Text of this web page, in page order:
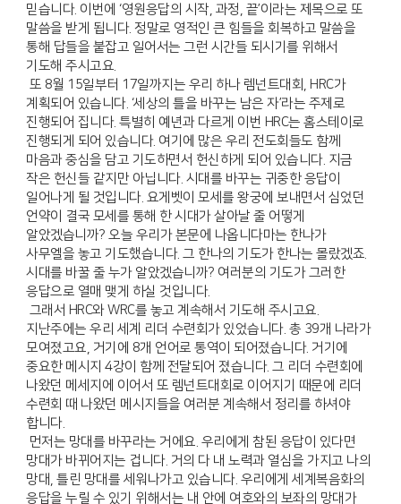
믿습니다. 이번에 ‘영원응답의 시작, 과정, 끝’이라는 제목으로 또
말씀을 받게 됩니다. 정말로 영적인 큰 힘들을 회복하고 말씀을
통해 답들을 붙잡고 일어서는 그런 시간들 되시기를 위해서
기도해 주시고요.
또 8월 15일부터 17일까지는 우리 하나 렘넌트대회, HRC가
계획되어 있습니다. ‘세상의 틀을 바꾸는 남은 자’라는 주제로
진행되어 집니다. 특별히 예년과 다르게 이번 HRC는 홈스테이로
진행되게 되어 있습니다. 여기에 많은 우리 전도회들도 함께
마음과 중심을 담고 기도하면서 헌신하게 되어 있습니다. 지금
작은 헌신들 같지만 아닙니다. 시대를 바꾸는 귀중한 응답이
일어나게 될 것입니다. 요게벳이 모세를 왕궁에 보내면서 심었던
언약이 결국 모세를 통해 한 시대가 살아날 줄 어떻게
알았겠습니까? 오늘 우리가 본문에 나옵니다마는 한나가
사무엘을 놓고 기도했습니다. 그 한나의 기도가 한나는 몰랐겠죠.
시대를 바꿀 줄 누가 알았겠습니까? 여러분의 기도가 그러한
응답으로 열매 맺게 하실 것입니다.
그래서 HRC와 WRC를 놓고 계속해서 기도해 주시고요.
지난주에는 우리 세계 리더 수련회가 있었습니다. 총 39개 나라가
모여졌고요, 거기에 8개 언어로 통역이 되어졌습니다. 거기에
중요한 메시지 4강이 함께 전달되어 졌습니다. 그 리더 수련회에
나왔던 메세지에 이어서 또 렘넌트대회로 이어지기 때문에 리더
수련회 때 나왔던 메시지들을 여러분 계속해서 정리를 하셔야
합니다.
먼저는 망대를 바꾸라는 거에요. 우리에게 참된 응답이 있다면
망대가 바뀌어지는 겁니다. 거의 다 내 노력과 열심을 가지고 나의
망대, 틀린 망대를 세워나가고 있습니다. 우리에게 세계복음화의
응답을 누릴 수 있기 위해서는 내 안에 여호와의 보좌의 망대가